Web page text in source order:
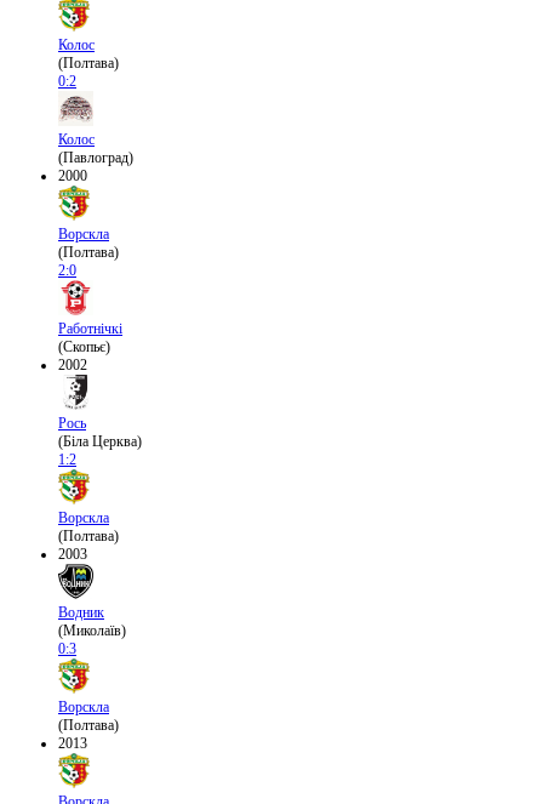
Колос
(Полтава)
0:2
Колос
(Павлоград)
2000
Ворскла
(Полтава)
2:0
Работнічкі
(Скопьє)
2002
Рось
(Біла Церква)
1:2
Ворскла
(Полтава)
2003
Водник
(Миколаїв)
0:3
Ворскла
(Полтава)
2013